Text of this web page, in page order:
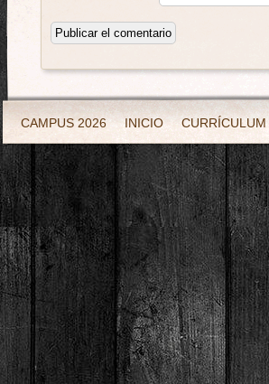
CAMPUS 2026 INICIO CURRÍCULUM